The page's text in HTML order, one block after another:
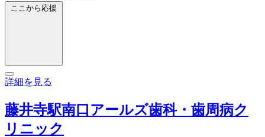
ここから応援
詳細を見る
藤井寺駅南口アールズ歯科・歯周病ク
リニック